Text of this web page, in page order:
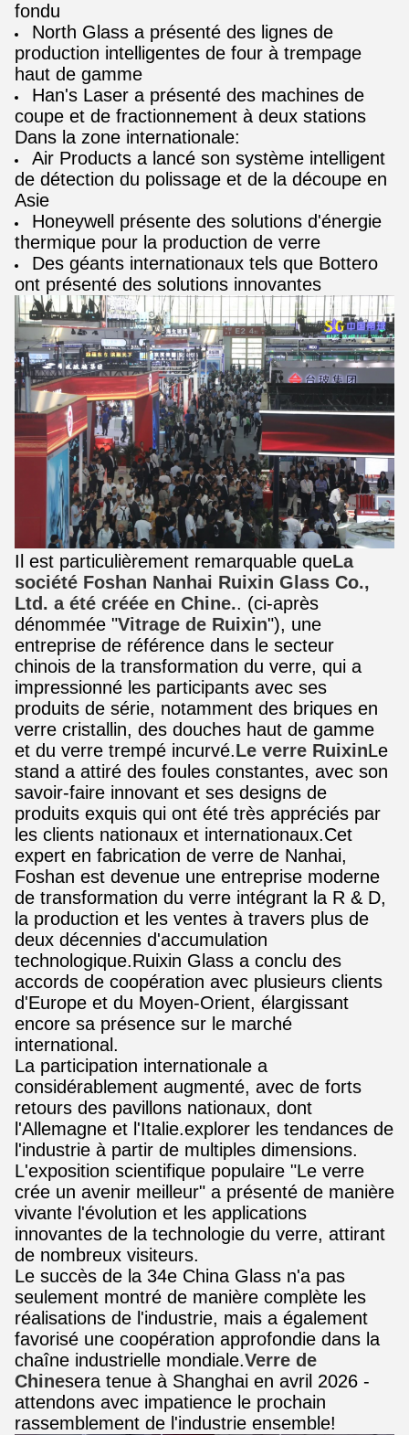
fondu
North Glass a présenté des lignes de
production intelligentes de four à trempage
haut de gamme
Han's Laser a présenté des machines de
coupe et de fractionnement à deux stations
Dans la zone internationale:
Air Products a lancé son système intelligent
de détection du polissage et de la découpe en
Asie
Honeywell présente des solutions d'énergie
thermique pour la production de verre
Des géants internationaux tels que Bottero
ont présenté des solutions innovantes
Il est particulièrement remarquable queLa
société Foshan Nanhai Ruixin Glass Co.,
Ltd. a été créée en Chine.. (ci-après
dénommée "Vitrage de Ruixin"), une
entreprise de référence dans le secteur
chinois de la transformation du verre, qui a
impressionné les participants avec ses
produits de série, notamment des briques en
verre cristallin, des douches haut de gamme
et du verre trempé incurvé.Le verre RuixinLe
stand a attiré des foules constantes, avec son
savoir-faire innovant et ses designs de
produits exquis qui ont été très appréciés par
les clients nationaux et internationaux.Cet
expert en fabrication de verre de Nanhai,
Foshan est devenue une entreprise moderne
de transformation du verre intégrant la R & D,
la production et les ventes à travers plus de
deux décennies d'accumulation
technologique.Ruixin Glass a conclu des
accords de coopération avec plusieurs clients
d'Europe et du Moyen-Orient, élargissant
encore sa présence sur le marché
international.
La participation internationale a
considérablement augmenté, avec de forts
retours des pavillons nationaux, dont
l'Allemagne et l'Italie.explorer les tendances de
l'industrie à partir de multiples dimensions.
L'exposition scientifique populaire "Le verre
crée un avenir meilleur" a présenté de manière
vivante l'évolution et les applications
innovantes de la technologie du verre, attirant
de nombreux visiteurs.
Le succès de la 34e China Glass n'a pas
seulement montré de manière complète les
réalisations de l'industrie, mais a également
favorisé une coopération approfondie dans la
chaîne industrielle mondiale.Verre de
Chinesera tenue à Shanghai en avril 2026 -
attendons avec impatience le prochain
rassemblement de l'industrie ensemble!